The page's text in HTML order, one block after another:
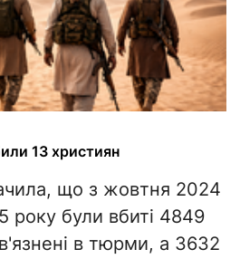
13 християн
що з жовтня 2024
року були вбиті 4849
в тюрми, а 3632